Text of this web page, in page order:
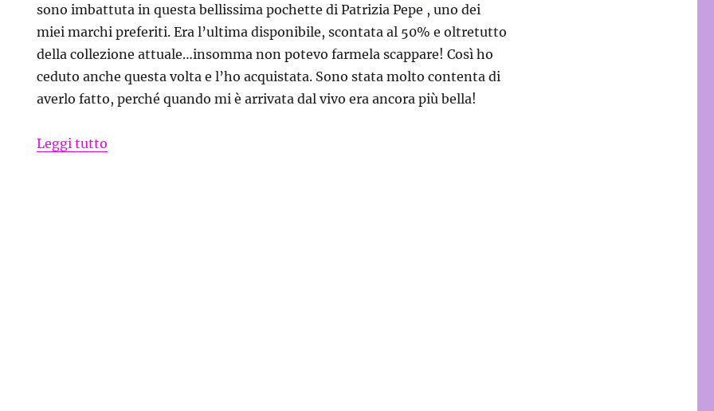
sono imbattuta in questa bellissima pochette di Patrizia Pepe , uno dei
miei marchi preferiti. Era l’ultima disponibile, scontata al 50% e oltretutto
della collezione attuale…insomma non potevo farmela scappare! Così ho
ceduto anche questa volta e l’ho acquistata. Sono stata molto contenta di
averlo fatto, perché quando mi è arrivata dal vivo era ancora più bella!
Leggi tutto